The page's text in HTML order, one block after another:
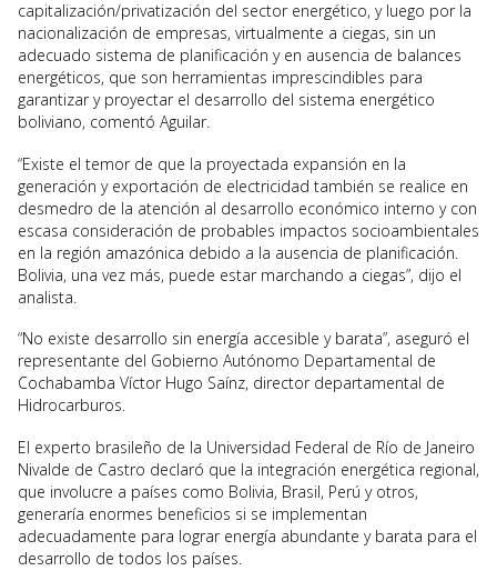
capitalización/privatización del sector energético, y luego por la
nacionalización de empresas, virtualmente a ciegas, sin un
adecuado sistema de planificación y en ausencia de balances
energéticos, que son herramientas imprescindibles para
garantizar y proyectar el desarrollo del sistema energético
boliviano, comentó Aguilar.
“Existe el temor de que la proyectada expansión en la
generación y exportación de electricidad también se realice en
desmedro de la atención al desarrollo económico interno y con
escasa consideración de probables impactos socioambientales
en la región amazónica debido a la ausencia de planificación.
Bolivia, una vez más, puede estar marchando a ciegas”, dijo el
analista.
“No existe desarrollo sin energía accesible y barata”, aseguró el
representante del Gobierno Autónomo Departamental de
Cochabamba Víctor Hugo Saínz, director departamental de
Hidrocarburos.
El experto brasileño de la Universidad Federal de Río de Janeiro
Nivalde de Castro declaró que la integración energética regional,
que involucre a países como Bolivia, Brasil, Perú y otros,
generaría enormes beneficios si se implementan
adecuadamente para lograr energía abundante y barata para el
desarrollo de todos los países.